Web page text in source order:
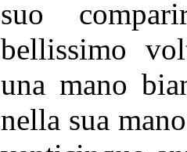
suo
bellissimo
una mano
nella sua